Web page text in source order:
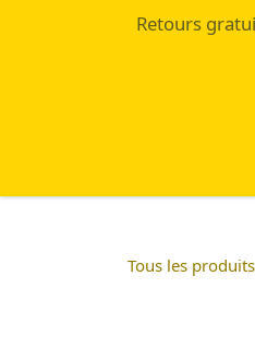
Retours
Tous les produits